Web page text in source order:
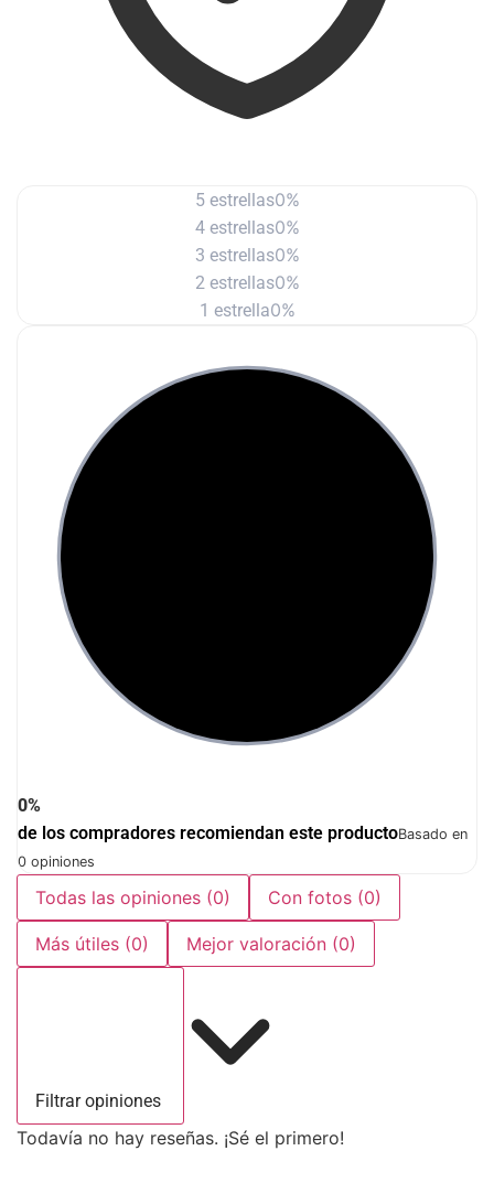
5 estrellas0%
4 estrellas0%
3 estrellas0%
2 estrellas0%
1 estrella0%
0%
de los compradores recomiendan este productoBasado en
0 opiniones
Todas las opiniones (0) Con fotos (0)
Más útiles (0) Mejor valoración (0)
Filtrar opiniones
Todavía no hay reseñas. ¡Sé el primero!